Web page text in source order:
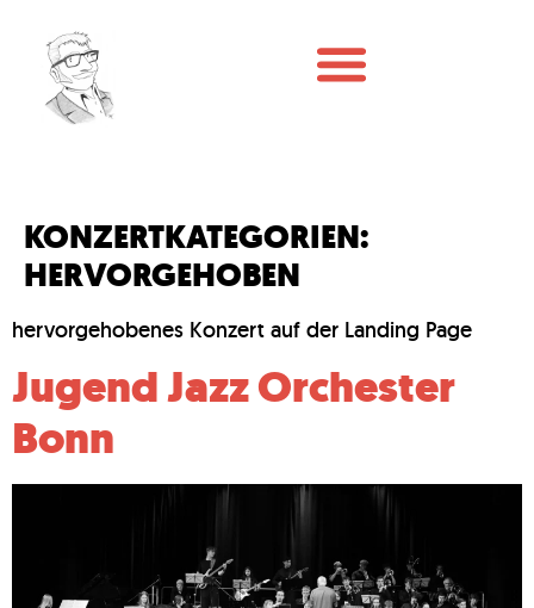
KONZERTKATEGORIEN:
HERVORGEHOBEN
hervorgehobenes Konzert auf der Landing Page
Jugend Jazz Orchester
Bonn